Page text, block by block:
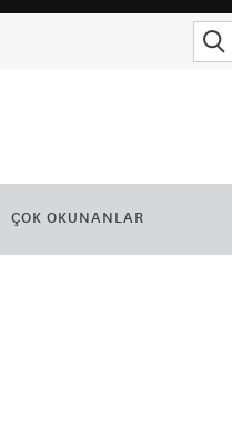
ÇOK OKUNANLAR